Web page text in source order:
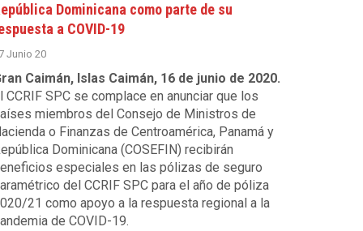
Dominicana como parte de su
a COVID-19
Junio 20
Caimán, Islas Caimán, 16 de junio de 2020.
CCRIF SPC se complace en anunciar que los
miembros del Consejo de Ministros de
o Finanzas de Centroamérica, Panamá y
Dominicana (COSEFIN) recibirán
especiales en las pólizas de seguro
del CCRIF SPC para el año de póliza
21 como apoyo a la respuesta regional a la
de COVID-19.